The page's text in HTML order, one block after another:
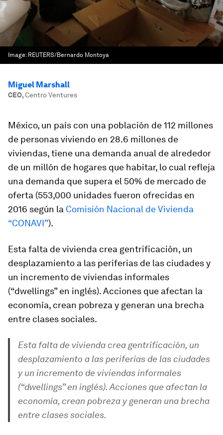
Image: REUTERS/Bernardo Montoya
Miguel Marshall
CEO,Centro Ventures
México, un país con una población de 112 millones
de personas viviendo en 28.6 millones de
viviendas, tiene una demanda anual de alrededor
de un millón de hogares que habitar, lo cual refleja
una demanda que supera el 50% de mercado de
oferta (553,000 unidades fueron ofrecidas en
2016 según la Comisión Nacional de Vivienda
“CONAVI”).
Esta falta de vivienda crea gentrificación, un
desplazamiento a las periferias de las ciudades y
un incremento de viviendas informales
(“dwellings” en inglés). Acciones que afectan la
economía, crean pobreza y generan una brecha
entre clases sociales.
Esta falta de vivienda crea gentrificación, un
desplazamiento a las periferias de las ciudades
y un incremento de viviendas informales
(“dwellings” en inglés). Acciones que afectan la
economía, crean pobreza y generan una brecha
entre clases sociales.